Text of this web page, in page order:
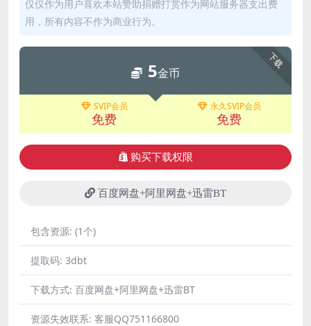
仅仅作为用户喜欢本站赞助捐赠打赏作为网站服务器支出费
用，所有内容不作为商业行为。
下载
5金币
SVIP会员
免费
永久SVIP会员
免费
购买下载权限
百度网盘+阿里网盘+迅雷BT
包含资源: (1个)
提取码: 3dbt
下载方式: 百度网盘+阿里网盘+迅雷BT
资源失效联系: 客服QQ751166800